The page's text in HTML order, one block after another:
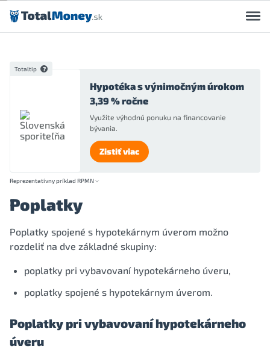
Preskočiť na obsah
Totaltip
Hypotéka s výnimočným úrokom
3,39 % ročne
Využite výhodnú ponuku na financovanie
bývania.
Zistiť viac
Reprezentatívny príklad RPMN
Poplatky
Poplatky spojené s hypotekárnym úverom možno
rozdeliť na dve základné skupiny:
poplatky pri vybavovaní hypotekárneho úveru,
poplatky spojené s hypotekárnym úverom.
Poplatky pri vybavovaní hypotekárneho
úveru